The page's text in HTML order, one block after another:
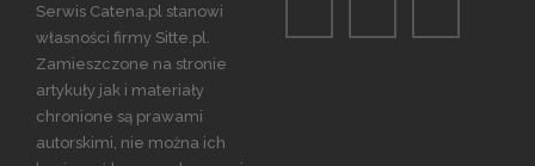
Serwis Catena.pl stanowi
własności firmy Sitte.pl.
Zamieszczone na stronie
artykuły jak i materiały
chronione są prawami
autorskimi, nie można ich